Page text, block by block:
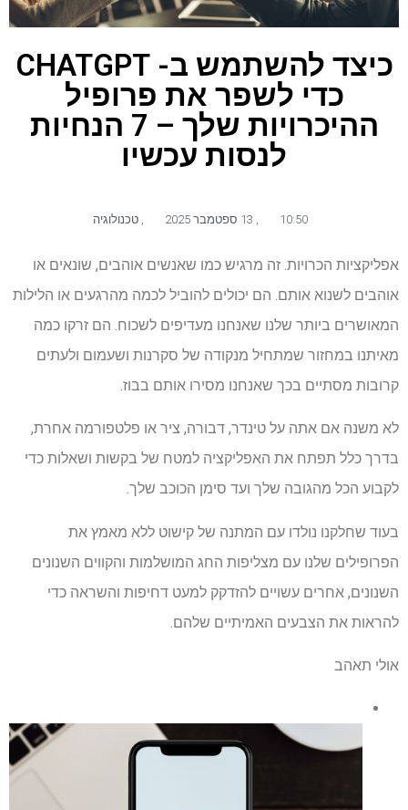
כיצד להשתמש ב- CHATGPT
כדי לשפר את פרופיל
ההיכרויות שלך – 7 הנחיות
לנסות עכשיו
10:50 טכנולוגיה
אפליקציות הכרויות. זה מרגיש כמו שאנשים אוהבים, שונאים או
אוהבים לשנוא אותם. הם יכולים להוביל לכמה מהרגעים או הלילות
המאושרים ביותר שלנו שאנחנו מעדיפים לשכוח. הם זרקו כמה
מאיתנו במחזור שמתחיל מנקודה של סקרנות ושעמום ולעתים
קרובות מסתיים בכך שאנחנו מסירו אותם בבוז.
לא משנה אם אתה על טינדר, דבורה, ציר או פלטפורמה אחרת,
בדרך כלל תפתח את האפליקציה למטח של בקשות ושאלות כדי
לקבוע הכל מהגובה שלך ועד סימן הכוכב שלך.
בעוד שחלקנו נולדו עם המתנה של קישוט ללא מאמץ את
הפרופילים שלנו עם מצליפות החג המושלמות והקווים השנונים
השנונים, אחרים עשויים להזדקק למעט דחיפות והשראה כדי
להראות את הצבעים האמיתיים שלהם.
אולי תאהב